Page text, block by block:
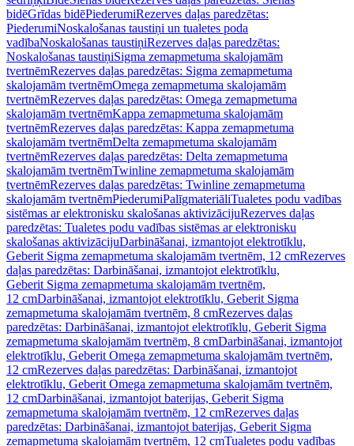
bidēGrīdas bidēPiederumiRezerves daļas paredzētas:
PiederumiNoskalošanas taustiņi un tualetes poda
vadībaNoskalošanas taustiņiRezerves daļas paredzētas:
Noskalošanas taustiņiSigma zemapmetuma skalojamām
tvertnēmRezerves daļas paredzētas: Sigma zemapmetuma
skalojamām tvertnēmOmega zemapmetuma skalojamām
tvertnēmRezerves daļas paredzētas: Omega zemapmetuma
skalojamām tvertnēmKappa zemapmetuma skalojamām
tvertnēmRezerves daļas paredzētas: Kappa zemapmetuma
skalojamām tvertnēmDelta zemapmetuma skalojamām
tvertnēmRezerves daļas paredzētas: Delta zemapmetuma
skalojamām tvertnēmTwinline zemapmetuma skalojamām
tvertnēmRezerves daļas paredzētas: Twinline zemapmetuma
skalojamām tvertnēmPiederumiPalīgmateriāliTualetes podu vadības
sistēmas ar elektronisku skalošanas aktivizācijuRezerves daļas
paredzētas: Tualetes podu vadības sistēmas ar elektronisku
skalošanas aktivizācijuDarbināšanai, izmantojot elektrotīklu,
Geberit Sigma zemapmetuma skalojamām tvertnēm, 12 cmRezerves
daļas paredzētas: Darbināšanai, izmantojot elektrotīklu,
Geberit Sigma zemapmetuma skalojamām tvertnēm,
12 cmDarbināšanai, izmantojot elektrotīklu, Geberit Sigma
zemapmetuma skalojamām tvertnēm, 8 cmRezerves daļas
paredzētas: Darbināšanai, izmantojot elektrotīklu, Geberit Sigma
zemapmetuma skalojamām tvertnēm, 8 cmDarbināšanai, izmantojot
elektrotīklu, Geberit Omega zemapmetuma skalojamām tvertnēm,
12 cmRezerves daļas paredzētas: Darbināšanai, izmantojot
elektrotīklu, Geberit Omega zemapmetuma skalojamām tvertnēm,
12 cmDarbināšanai, izmantojot baterijas, Geberit Sigma
zemapmetuma skalojamām tvertnēm, 12 cmRezerves daļas
paredzētas: Darbināšanai, izmantojot baterijas, Geberit Sigma
zemapmetuma skalojamām tvertnēm, 12 cmTualetes podu vadības